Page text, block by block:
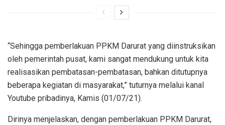
“Sehingga pemberlakuan PPKM Darurat yang diinstruksikan
oleh pemerintah pusat, kami sangat mendukung untuk kita
realisasikan pembatasan-pembatasan, bahkan ditutupnya
beberapa kegiatan di masyarakat,” tuturnya melalui kanal
Youtube pribadinya, Kamis (01/07/21).
Dirinya menjelaskan, dengan pemberlakuan PPKM Darurat,